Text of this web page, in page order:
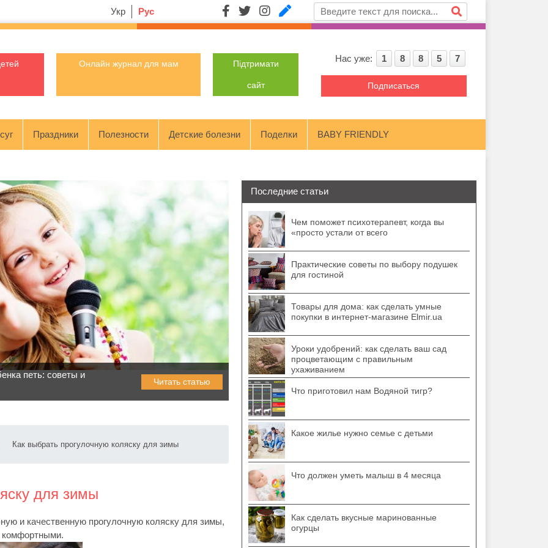
Укр Рус
Онлайн журнал для мам Підтримати
сайт
Нас уже: 1 8 8 5 7
Подписаться
Праздники Полезности Детские болезни Поделки BABY FRIENDLY
петь: советы и
Читать статью
Как выбрать прогулочную коляску для зимы
для зимы
и качественную прогулочную коляску для зимы,
Последние статьи
Чем поможет психотерапевт, когда вы
«просто устали от всего
Практические советы по выбору подушек
для гостиной
Товары для дома: как сделать умные
покупки в интернет-магазине Elmir.ua
Уроки удобрений: как сделать ваш сад
процветающим с правильным
ухаживанием
Что приготовил нам Водяной тигр?
Какое жилье нужно семье с детьми
Что должен уметь малыш в 4 месяца
Как сделать вкусные маринованные
огурцы